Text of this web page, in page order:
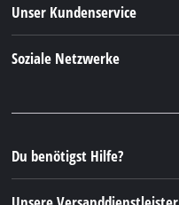
Nachhaltigkeit
Unser Kundenservice
FAQs
Rücksendungen / Widerruf
Soziale Netzwerke
Instagram
TikTok
Du benötigst Hilfe?